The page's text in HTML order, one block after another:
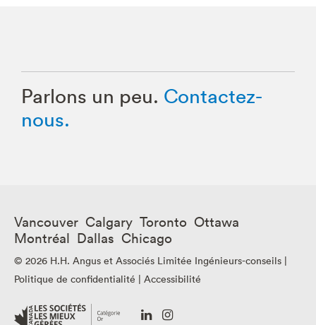
Parlons un peu. Contactez-
nous.
Vancouver Calgary Toronto Ottawa
Montréal Dallas Chicago
© 2026 H.H. Angus et Associés Limitée Ingénieurs-conseils |
Politique de confidentialité | Accessibilité
Go Go